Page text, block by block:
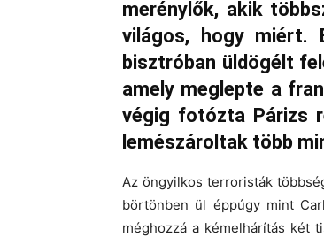
merénylők, akik
világos, hogy miért.
bisztróban üldögélt
amely meglepte a
végig fotózta Párizs
lemészároltak több
Az öngyilkos terroristák
börtönben ül éppúgy mint
méghozzá a kémelhárítás két